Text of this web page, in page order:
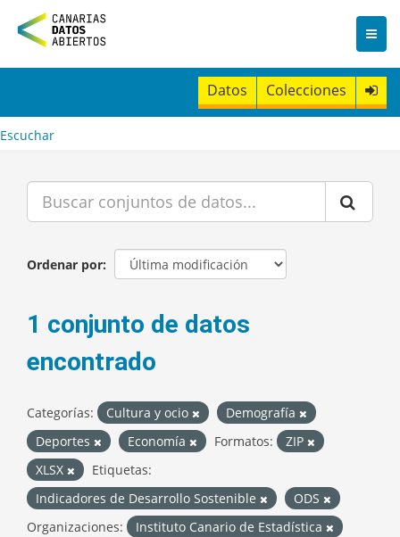
n
t
Datos Colecciones
Escuchar
Ordenar por
1 conjunto de datos
encontrado
Categorías: Cultura y ocio
Demografía
Deportes
Economía Formatos:
ZIP
XLSX
Etiquetas:
Indicadores de Desarrollo Sostenible
ODS
Organizaciones:
Instituto Canario de Estadística